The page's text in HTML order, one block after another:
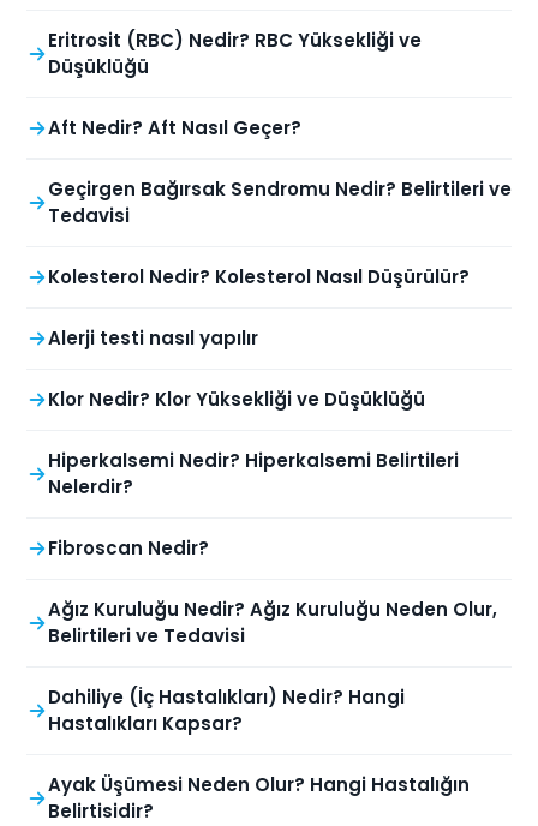
Eritrosit (RBC) Nedir? RBC Yüksekliği ve
Düşüklüğü
Aft Nedir? Aft Nasıl Geçer?
Geçirgen Bağırsak Sendromu Nedir? Belirtileri ve
Tedavisi
Kolesterol Nedir? Kolesterol Nasıl Düşürülür?
Alerji testi nasıl yapılır
Klor Nedir? Klor Yüksekliği ve Düşüklüğü
Hiperkalsemi Nedir? Hiperkalsemi Belirtileri
Nelerdir?
Fibroscan Nedir?
Ağız Kuruluğu Nedir? Ağız Kuruluğu Neden Olur,
Belirtileri ve Tedavisi
Dahiliye (İç Hastalıkları) Nedir? Hangi
Hastalıkları Kapsar?
Ayak Üşümesi Neden Olur? Hangi Hastalığın
Belirtisidir?